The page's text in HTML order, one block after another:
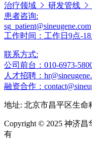
治疗领域 研发管线
患者咨询:
sg_patient@sineugene.com
工作时间：工作日9点-
联系方式:
公司前台：010-6973-
人才招聘：
融资合作：
地址: 北京市昌平区生命
Copyright © 2025 神济
有